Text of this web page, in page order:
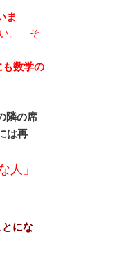
ま
。 そ
数学の
隣の席
は再
人」
にな